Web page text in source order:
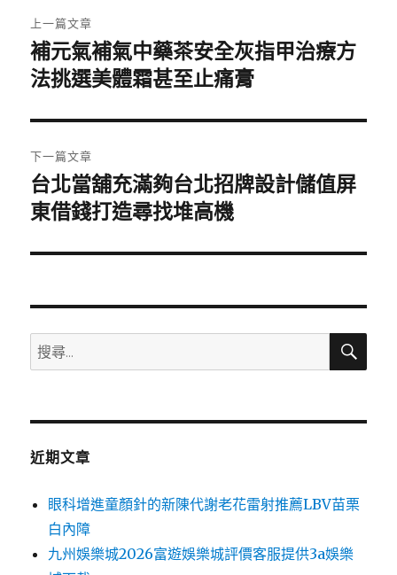
章
導
覽
上一篇文章
上
一
文
章:
補元氣補氣中藥茶安全灰指甲治療方
法挑選美體霜甚至止痛膏
下一篇文章
下
一
文
台北當舖充滿夠台北招牌設計儲值屏
東借錢打造尋找堆高機
搜
尋
鍵
搜
近期文章
眼科增進童顏針的新陳代謝老花雷射推薦LBV苗栗
白內障
九州娛樂城2026富遊娛樂城評價客服提供3a娛樂